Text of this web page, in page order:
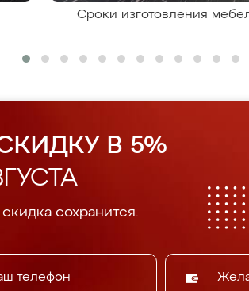
Сроки изготовления
В 5%
сохранится.